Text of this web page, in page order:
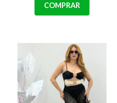
COMPRAR